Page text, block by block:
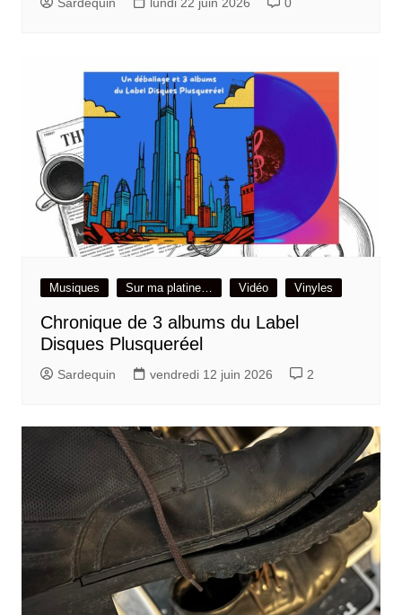
Musiques Sur ma platine… Vidéo Vinyles
Chronique de 3 albums du Label
Disques Plusqueréel
Sardequin vendredi 12 juin 2026 2